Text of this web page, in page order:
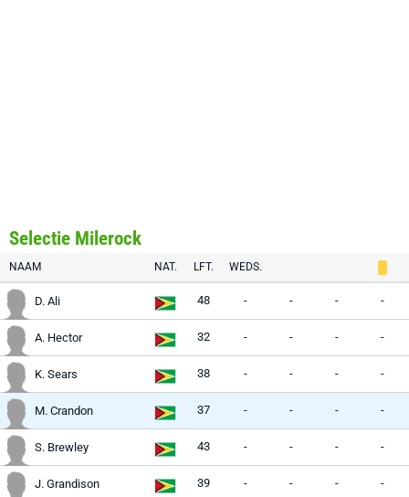
Selectie Milerock
NAAM NAT. LFT. WEDS.
D. Ali 48 - - - -
A. Hector 32 - - - -
K. Sears 38 - - - -
M. Crandon 37 - - - -
S. Brewley 43 - - - -
J. Grandison 39 - - - -